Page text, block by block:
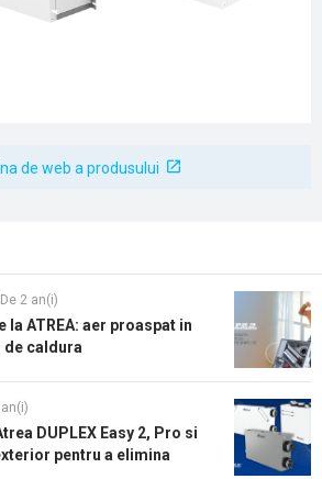
de web a produsului
De 2 an(i)
ATREA: aer proaspat in
de caldura
DUPLEX Easy 2, Pro si
pentru a elimina